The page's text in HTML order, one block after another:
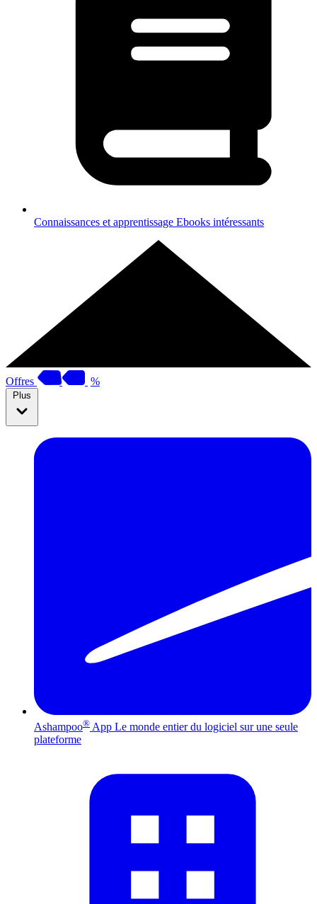
Connaissances et apprentissage Ebooks intéressants
Offres %
Plus
Ashampoo® App Le monde entier du logiciel sur une seule
plateforme